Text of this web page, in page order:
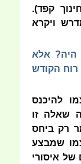
קפד).
ויקרא
היה? אלא
הקודש
להיכנס
שאלה זו
רק ביחס
שמבצע
איסורי